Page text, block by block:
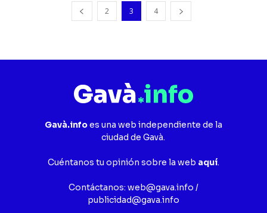
2 3 4
Gavà.infoes una web independiente de la
ciudad de Gavà.
Cuéntanos tu opinión sobre la web aquí.
Contáctanos: web@gava.info /
publicidad@gava.info